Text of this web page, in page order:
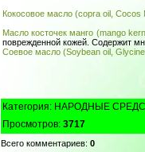
Кокосовое масло (copra oil, Cocos
Масло косточек манго (mango
поврежденной кожей. Содержит
Соевое масло (Soybean oil,
Категория: НАРОДНЫЕ
Просмотров: 3717
Всего комментариев: 0